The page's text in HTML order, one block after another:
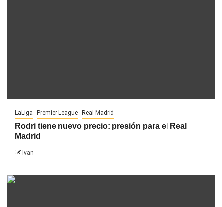
LaLiga Premier League Real Madrid
Rodri tiene nuevo precio: presión para el Real
Madrid
Ivan